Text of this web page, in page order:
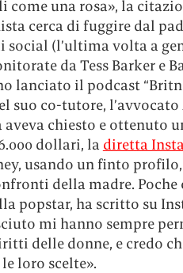
come una rosa», la
cerca di fuggire dal
social (l’ultima volta a
da Tess Barker e
lanciato il podcast
suo co-tutore,
chiesto e ottenuto
dollari, la diretta
usando un finto
della madre. Poche
popstar, ha scritto su
mi hanno sempre
delle donne, e credo
loro scelte».